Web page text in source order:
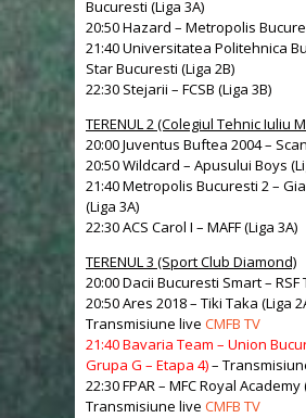
Bucuresti (Liga 3A)
20:50 Hazard – Metropolis
21:40 Universitatea Politehnica
Star Bucuresti (Liga 2B)
22:30 Stejarii – FCSB (Liga 3B)
TERENUL 2 (Colegiul Tehnic Iuliu
20:00 Juventus Buftea 2004 –
20:50 Wildcard – Apusului Boys
21:40 Metropolis Bucuresti 2 –
(Liga 3A)
22:30 ACS Carol I – MAFF (Liga 3A)
TERENUL 3 (Sport Club Diamond)
20:00 Dacii Bucuresti Smart – RSF
20:50 Ares 2018 – Tiki Taka (Liga
Transmisiune live CMFB TV
21:40 Bavaria Team – Union
Grupa G – Etapa 4)–
22:30 FPAR – MFC Royal Academy
Transmisiune live CMFB TV